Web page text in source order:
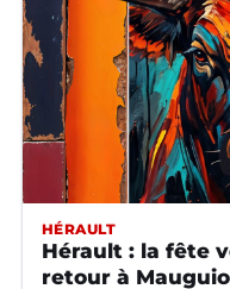
HÉRAULT
Hérault : la fête
retour à Mauguio